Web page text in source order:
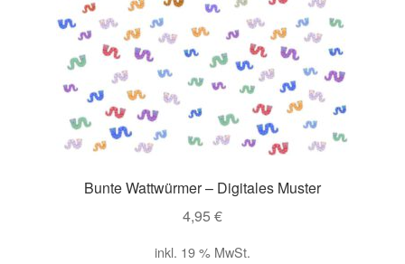
Bunte Wattwürmer – Digitales Muster
4,95 €
inkl. 19 % MwSt.